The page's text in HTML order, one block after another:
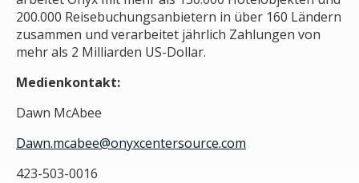
200.000 Reisebuchungsanbietern in über 160 Ländern
zusammen und verarbeitet jährlich Zahlungen von
mehr als 2 Milliarden US-Dollar.
Medienkontakt:
Dawn McAbee
Dawn.mcabee@onyxcentersource.com
423-503-0016